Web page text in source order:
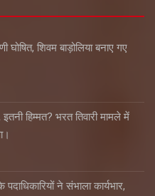
घोषित, शिवम बाड़ोलिया बनाए गए
हिम्मत? भरत तिवारी मामले में
ने संभाला कार्यभार,